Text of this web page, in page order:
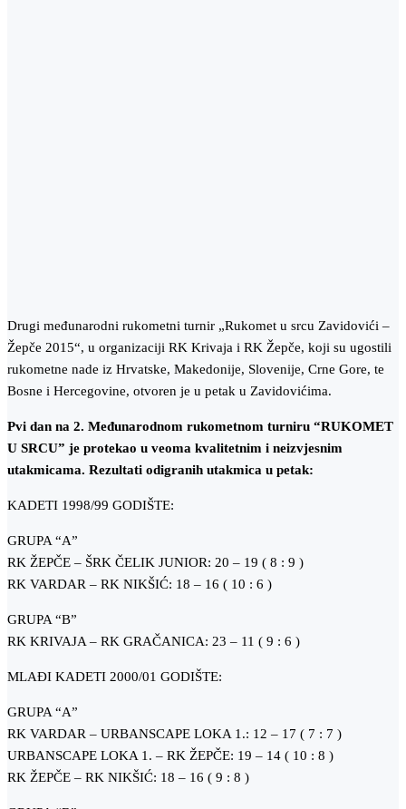
Drugi međunarodni rukometni turnir „Rukomet u srcu Zavidovići –
Žepče 2015“, u organizaciji RK Krivaja i RK Žepče, koji su ugostili
rukometne nade iz Hrvatske, Makedonije, Slovenije, Crne Gore, te
Bosne i Hercegovine, otvoren je u petak u Zavidovićima.
Pvi dan na 2. Međunarodnom rukometnom turniru “RUKOMET
U SRCU” je protekao u veoma kvalitetnim i neizvjesnim
utakmicama. Rezultati odigranih utakmica u petak:
KADETI 1998/99 GODIŠTE:
GRUPA “A”
RK ŽEPČE – ŠRK ČELIK JUNIOR: 20 – 19 ( 8 : 9 )
RK VARDAR – RK NIKŠIĆ: 18 – 16 ( 10 : 6 )
GRUPA “B”
RK KRIVAJA – RK GRAČANICA: 23 – 11 ( 9 : 6 )
MLAĐI KADETI 2000/01 GODIŠTE:
GRUPA “A”
RK VARDAR – URBANSCAPE LOKA 1.: 12 – 17 ( 7 : 7 )
URBANSCAPE LOKA 1. – RK ŽEPČE: 19 – 14 ( 10 : 8 )
RK ŽEPČE – RK NIKŠIĆ: 18 – 16 ( 9 : 8 )